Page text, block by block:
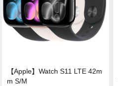
【Apple】Watch S11 LTE 42m
m S/M